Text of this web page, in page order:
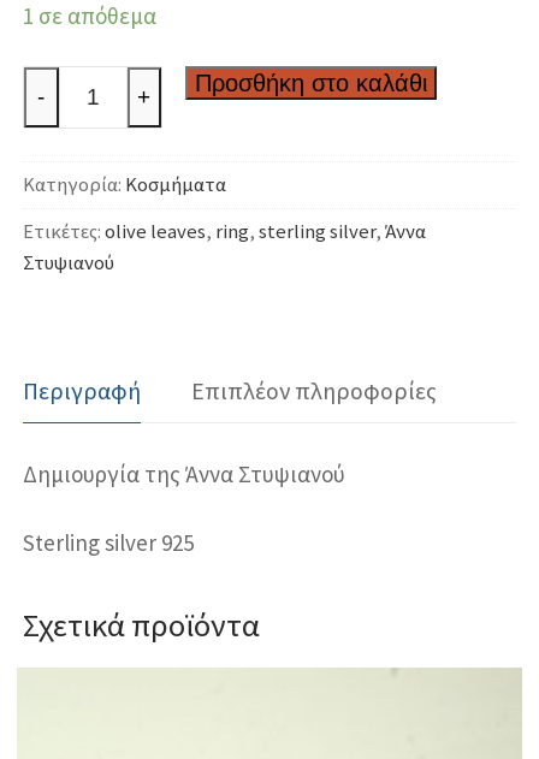
1 σε απόθεμα
Χειροποίητο
ασημένιο
ποσότητα
- +
Προσθήκη στο καλάθι
Κατηγορία: Κοσμήματα
Ετικέτες:olive leaves, ring,sterling silver,Άννα
Στυψιανού
Περιγραφή Επιπλέον πληροφορίες
Δημιουργία της Άννα Στυψιανού
Sterling silver 925
Σχετικά προϊόντα